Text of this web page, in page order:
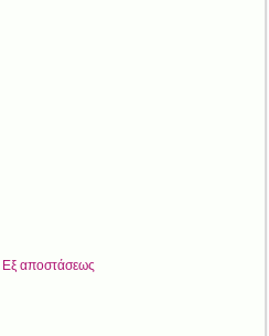
Εξ αποστάσεως